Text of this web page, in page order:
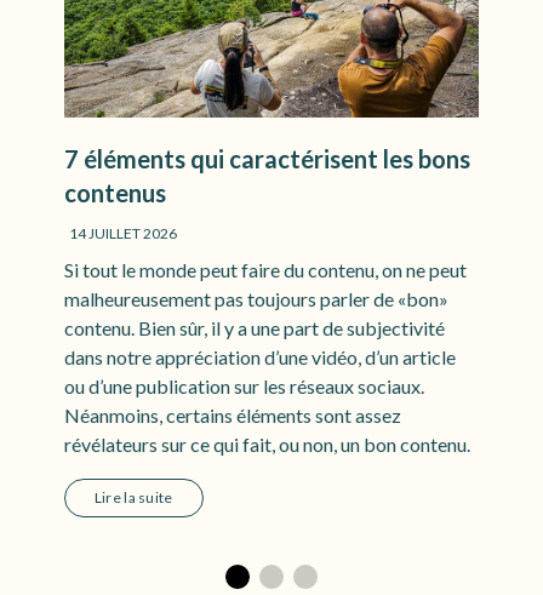
7 éléments qui caractérisent les bons
contenus
14 JUILLET 2026
Si tout le monde peut faire du contenu, on ne peut
malheureusement pas toujours parler de «bon»
contenu. Bien sûr, il y a une part de subjectivité
dans notre appréciation d’une vidéo, d’un article
ou d’une publication sur les réseaux sociaux.
Néanmoins, certains éléments sont assez
révélateurs sur ce qui fait, ou non, un bon contenu.
Lire la suite